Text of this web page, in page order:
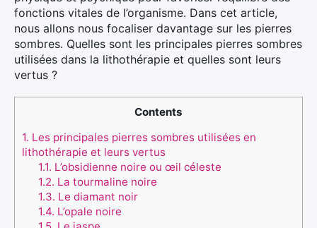
fonctions vitales de l’organisme. Dans cet article,
nous allons nous focaliser davantage sur les pierres
sombres. Quelles sont les principales pierres sombres
utilisées dans la lithothérapie et quelles sont leurs
vertus ?
Contents
1. Les principales pierres sombres utilisées en
lithothérapie et leurs vertus
1.1. L’obsidienne noire ou œil céleste
1.2. La tourmaline noire
1.3. Le diamant noir
1.4. L’opale noire